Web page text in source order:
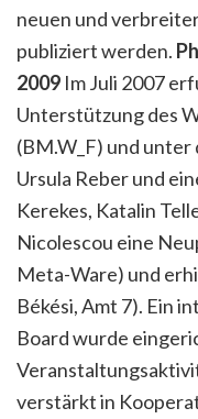
neuen und
publiziert werden.
2009 Im Juli 2007
Unterstützung des
(BM.W_F) und
Ursula Reber und
Kerekes, Katalin
Nicolescou eine
Meta-Ware) und
Békési, Amt 7). Ein
Board wurde
verstärkt in